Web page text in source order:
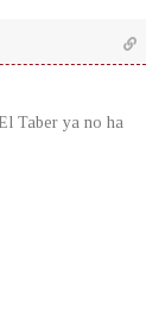
Taber ya no ha